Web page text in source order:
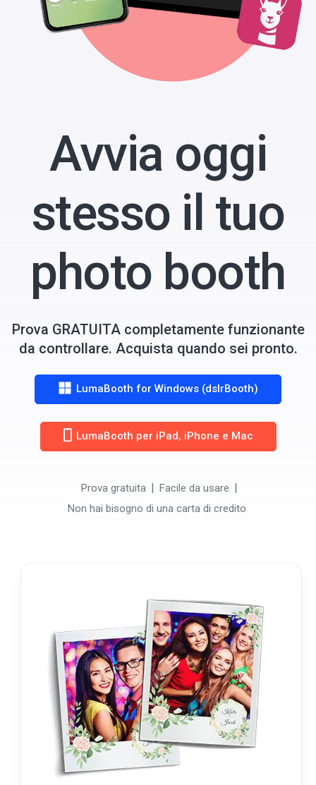
Avvia oggi
stesso il tuo
photo booth
Prova GRATUITA completamente funzionante
da controllare. Acquista quando sei pronto.
LumaBooth for Windows (dslrBooth)
LumaBooth per iPad, iPhone e Mac
Prova gratuita
Facile da usare
Non hai bisogno di una carta di credito